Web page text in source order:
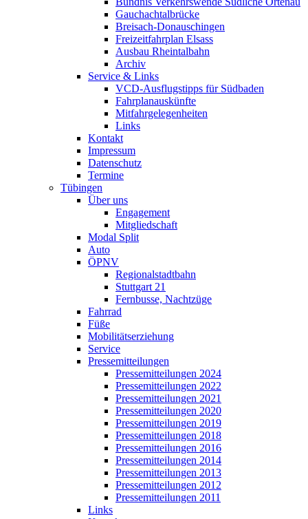
Gauchachtalbrücke
Breisach-Donauschingen
Freizeitfahrplan Elsass
Ausbau Rheintalbahn
Archiv
Service & Links
VCD-Ausflugstipps für Südbaden
Fahrplanauskünfte
Mitfahrgelegenheiten
Links
Kontakt
Impressum
Datenschutz
Termine
Tübingen
Über uns
Engagement
Mitgliedschaft
Modal Split
Auto
ÖPNV
Regionalstadtbahn
Stuttgart 21
Fernbusse, Nachtzüge
Fahrrad
Füße
Mobilitätserziehung
Service
Pressemitteilungen
Pressemitteilungen 2024
Pressemitteilungen 2022
Pressemitteilungen 2021
Pressemitteilungen 2020
Pressemitteilungen 2019
Pressemitteilungen 2018
Pressemitteilungen 2016
Pressemitteilungen 2014
Pressemitteilungen 2013
Pressemitteilungen 2012
Pressemitteilungen 2011
Links